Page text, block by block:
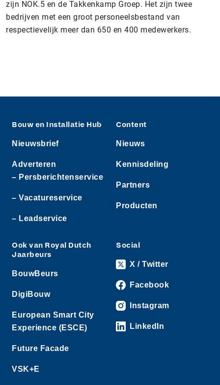
zijn NOK.5 en de Takkenkamp Groep. Het zijn twee
bedrijven met een groot personeelsbestand van
respectievelijk meer dan 650 en 400 medewerkers.
Bouw en Installatie Hub
Nieuwsbrief
Adverteren
– Persberichtenservice
– Vacatureservice
– Leadservice
Content
Nieuws
Kennisdeling
Partners
Producten
Ook van Royal Dutch
Jaarbeurs
BouwBeurs
DigiBouw
European Smart City
Experience (ESCE)
Future Facade
VSK+E
Social
X / Twitter
Facebook
Instagram
LinkedIn